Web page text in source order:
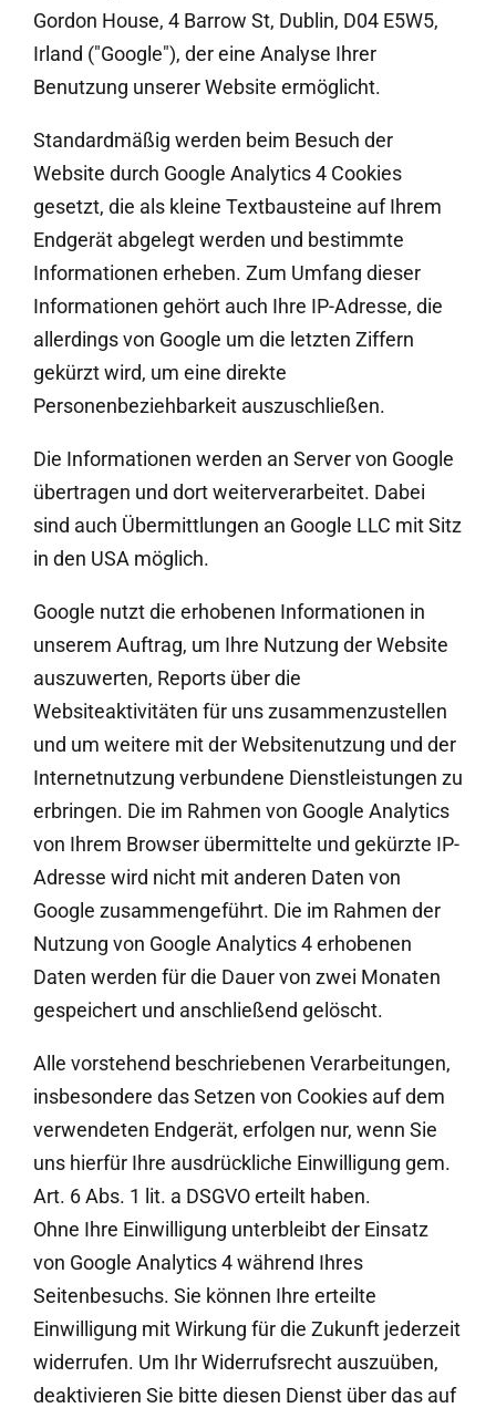
Gordon House, 4 Barrow St, Dublin, D04 E5W5,
Irland ("Google"), der eine Analyse Ihrer
Benutzung unserer Website ermöglicht.
Standardmäßig werden beim Besuch der
Website durch Google Analytics 4 Cookies
gesetzt, die als kleine Textbausteine auf Ihrem
Endgerät abgelegt werden und bestimmte
Informationen erheben. Zum Umfang dieser
Informationen gehört auch Ihre IP-Adresse, die
allerdings von Google um die letzten Ziffern
gekürzt wird, um eine direkte
Personenbeziehbarkeit auszuschließen.
Die Informationen werden an Server von Google
übertragen und dort weiterverarbeitet. Dabei
sind auch Übermittlungen an Google LLC mit Sitz
in den USA möglich.
Google nutzt die erhobenen Informationen in
unserem Auftrag, um Ihre Nutzung der Website
auszuwerten, Reports über die
Websiteaktivitäten für uns zusammenzustellen
und um weitere mit der Websitenutzung und der
Internetnutzung verbundene Dienstleistungen zu
erbringen. Die im Rahmen von Google Analytics
von Ihrem Browser übermittelte und gekürzte IP-
Adresse wird nicht mit anderen Daten von
Google zusammengeführt. Die im Rahmen der
Nutzung von Google Analytics 4 erhobenen
Daten werden für die Dauer von zwei Monaten
gespeichert und anschließend gelöscht.
Alle vorstehend beschriebenen Verarbeitungen,
insbesondere das Setzen von Cookies auf dem
verwendeten Endgerät, erfolgen nur, wenn Sie
uns hierfür Ihre ausdrückliche Einwilligung gem.
Art. 6 Abs. 1 lit. a DSGVO erteilt haben.
Ohne Ihre Einwilligung unterbleibt der Einsatz
von Google Analytics 4 während Ihres
Seitenbesuchs. Sie können Ihre erteilte
Einwilligung mit Wirkung für die Zukunft jederzeit
widerrufen. Um Ihr Widerrufsrecht auszuüben,
deaktivieren Sie bitte diesen Dienst über das auf